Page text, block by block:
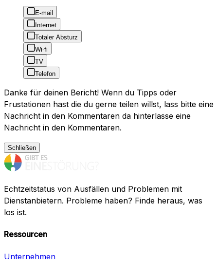
E-mail
Internet
Totaler Absturz
Wi-fi
TV
Telefon
Danke für deinen Bericht! Wenn du Tipps oder
Frustationen hast die du gerne teilen willst, lass bitte eine
Nachricht in den Kommentaren da hinterlasse eine
Nachricht in den Kommentaren.
Schließen
Echtzeitstatus von Ausfällen und Problemen mit
Dienstanbietern. Probleme haben? Finde heraus, was
los ist.
Ressourcen
Unternehmen